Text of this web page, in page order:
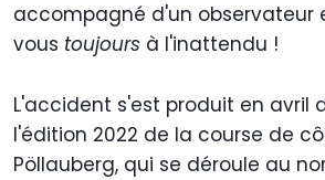
accompagné d'un observateur
vous toujours à l'inattendu !
L'accident s'est produit en avril
l'édition 2022 de la course de
Pöllauberg, qui se déroule au